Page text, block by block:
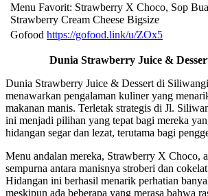
Menu Favorit: Strawberry X Choco, Sop
Strawberry Cream Cheese Bigsize
Gofood https://gofood.link/u/ZOx5
Dunia Strawberry Juice &
Dunia Strawberry Juice & Dessert di
menawarkan pengalaman kuliner yang
makanan manis. Terletak strategis di Jl.
ini menjadi pilihan yang tepat bagi mereka
hidangan segar dan lezat, terutama bagi
Menu andalan mereka, Strawberry X Choco,
sempurna antara manisnya stroberi dan
Hidangan ini berhasil menarik perhatian
meskipun ada beberapa yang merasa bahwa